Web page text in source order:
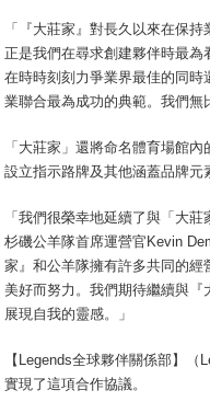
「『大莊家』對長久以來在保
正是我們在尋求創建夥伴時最
在時時刻刻力爭業界最佳的同
業聯合最為成功的典範。我們無
「大莊家」還將命名體育場館
設立指示路牌及其他涵蓋品牌元
「我們很榮幸地延續了與「大
杉磯公羊隊首席運營官Kevin
家』和公羊隊擁有許多共同的
美好而努力。我們期待繼續與『
展現自我的靈感。」
【Legends全球夥伴關係部】
實現了這項合作協議。